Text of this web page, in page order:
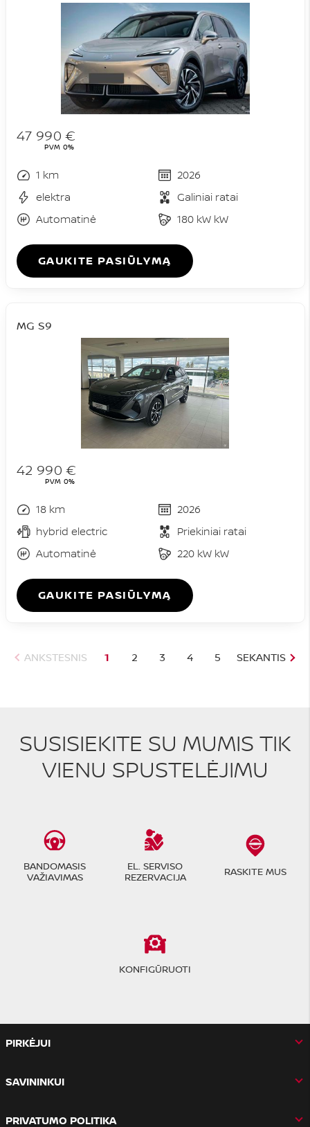
47 990 €
PVM 0%
1 km
2026
elektra
Galiniai ratai
Automatinė
180 kW kW
GAUKITE PASIŪLYMĄ
MG S9
42 990 €
PVM 0%
18 km
2026
hybrid electric
Priekiniai ratai
Automatinė
220 kW kW
GAUKITE PASIŪLYMĄ
ANKSTESNIS SEKANTIS
1 2 3 4 5
SUSISIEKITE SU MUMIS TIK
VIENU SPUSTELĖJIMU
BANDOMASIS
VAŽIAVIMAS
EL. SERVISO
REZERVACIJA
RASKITE MUS
KONFIGŪRUOTI
PIRKĖJUI
SAVININKUI
PRIVATUMO POLITIKA